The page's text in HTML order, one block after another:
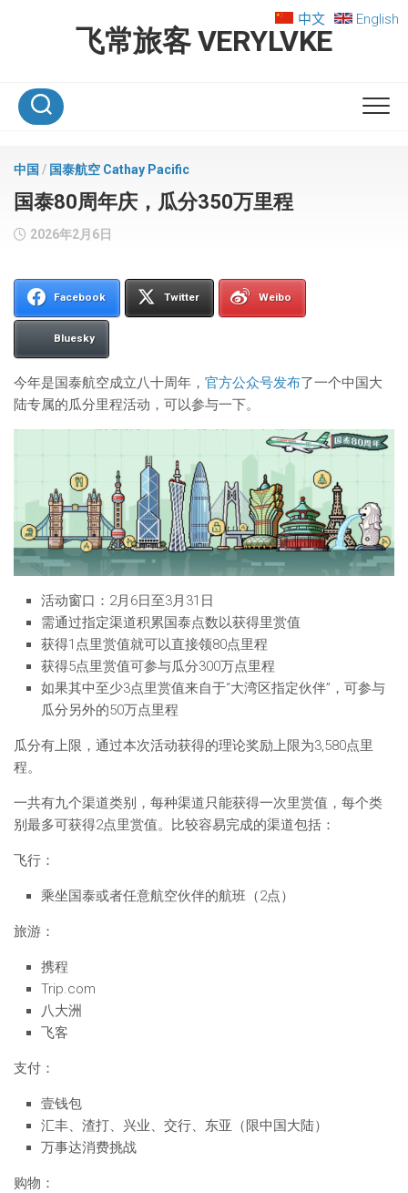
飞常旅客 VERYLVKE
中文 English
中国 / 国泰航空 Cathay Pacific
国泰80周年庆，瓜分350万里程
2026年2月6日
Facebook Twitter Weibo
Bluesky
今年是国泰航空成立八十周年， 官方公众号发布了一个中国大
陆专属的瓜分里程活动，可以参与一下。
活动窗口：2月6日至3月31日
需通过指定渠道积累国泰点数以获得里赏值
获得1点里赏值就可以直接领80点里程
获得5点里赏值可参与瓜分300万点里程
如果其中至少3点里赏值来自于“大湾区指定伙伴”，可参与
瓜分另外的50万点里程
瓜分有上限，通过本次活动获得的理论奖励上限为3,580点里
程。
一共有九个渠道类别，每种渠道只能获得一次里赏值，每个类
别最多可获得2点里赏值。比较容易完成的渠道包括：
飞行：
乘坐国泰或者任意航空伙伴的航班（2点）
旅游：
携程
Trip.com
八大洲
飞客
支付：
壹钱包
汇丰、渣打、兴业、交行、东亚（限中国大陆）
万事达消费挑战
购物：